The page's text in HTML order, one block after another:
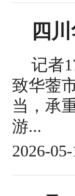
四
记者
致华蓥
当，承
游...
2026-